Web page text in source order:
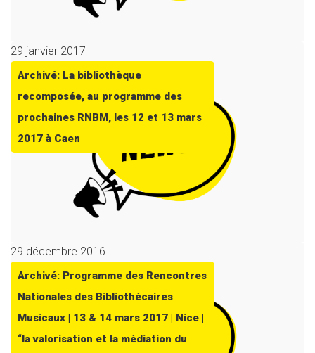
29 janvier 2017
Archivé: La bibliothèque
recomposée, au programme des
prochaines RNBM, les 12 et 13 mars
2017 à Caen
29 décembre 2016
Archivé: Programme des Rencontres
Nationales des Bibliothécaires
Musicaux | 13 & 14 mars 2017 | Nice |
“la valorisation et la médiation du